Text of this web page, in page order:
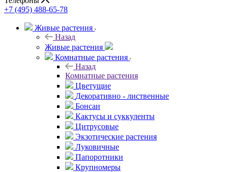
+7 (495) 488-65-78
Живые растения
Назад
Живые растения
Комнатные растения
Назад
Комнатные растения
Цветущие
Декоративно - лиственные
Бонсаи
Кактусы и суккуленты
Цитрусовые
Экзотические растения
Луковичные
Папоротники
Крупномеры